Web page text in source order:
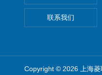
联系我们
Copyright © 2026 上海